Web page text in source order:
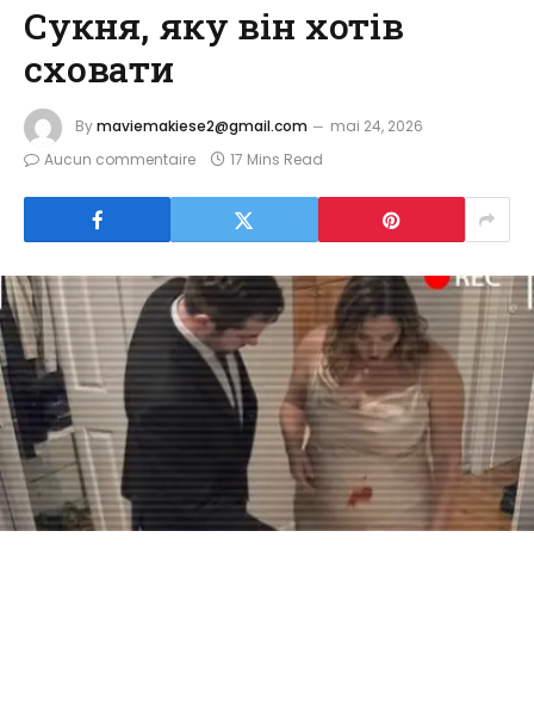
Сукня, яку він хотів
сховати
Bymaviemakiese2@gmail.com
mai 24, 2026
Aucun commentaire
17 Mins Read